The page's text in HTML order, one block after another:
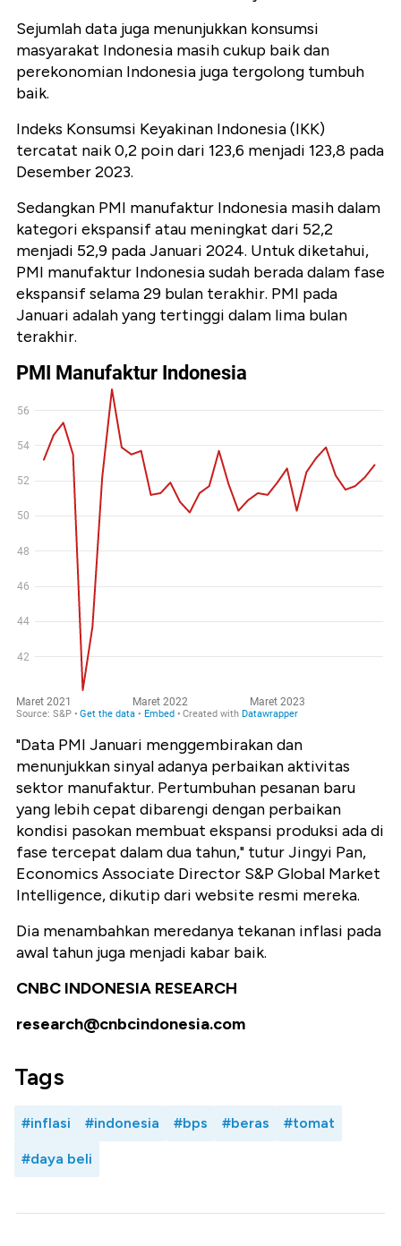
Sejumlah data juga menunjukkan konsumsi
masyarakat Indonesia masih cukup baik dan
perekonomian Indonesia juga tergolong tumbuh
baik.
Indeks Konsumsi Keyakinan Indonesia (IKK)
tercatat naik 0,2 poin dari 123,6 menjadi 123,8 pada
Desember 2023.
Sedangkan PMI manufaktur Indonesia masih dalam
kategori ekspansif atau meningkat dari 52,2
menjadi 52,9 pada Januari 2024. Untuk diketahui,
PMI manufaktur Indonesia sudah berada dalam fase
ekspansif selama 29 bulan terakhir. PMI pada
Januari adalah yang tertinggi dalam lima bulan
terakhir.
"Data PMI Januari menggembirakan dan
menunjukkan sinyal adanya perbaikan aktivitas
sektor manufaktur. Pertumbuhan pesanan baru
yang lebih cepat dibarengi dengan perbaikan
kondisi pasokan membuat ekspansi produksi ada di
fase tercepat dalam dua tahun," tutur Jingyi Pan,
Economics Associate Director S&P Global Market
Intelligence, dikutip dari website resmi mereka.
Dia menambahkan meredanya tekanan inflasi pada
awal tahun juga menjadi kabar baik.
CNBC INDONESIA RESEARCH
research@cnbcindonesia.com
Tags
#inflasi #indonesia #bps #beras #tomat
#daya beli